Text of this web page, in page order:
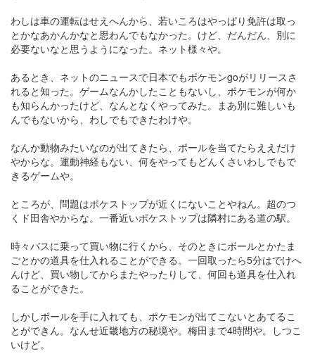
わしは車の運転はせえへんから、若いころはやっぱり免許は取っ
とかなあかんかなと思わんでもなかった。けど、だんだん、別に
必要ないなと思うようになった。ネット様々や。
あるとき、ネットのニュースで日本でもポケモンgoがリリースさ
れると知った。ゲームなんかしたこともないし、ポケモンが何か
も知らんかったけど、なんとなくやってみた。まあ別に難しいも
んでもないから、わしでもできたわけや。
なんか動物みたいなのが出てきたら、ボールを当てたらええだけ
やからな。運動神経もない、何をやってもどんくさいわしでもで
きるゲームや。
ところが、問題はポケストップが近くにないことやねん。超のつ
くド田舎やからな。一番近いポケストップは隣村にある道の駅。
時々バスに乗って買い物に行くから、そのときにボールとかたま
ごとかの道具を仕入れることができる。一回取ったら5分はでけへ
んけど、買い物してからまたやったりして、何回も道具を仕入れ
ることができた。
しかしボールを手に入れても、ポケモンが出てこないとあてるこ
とができん。なんせ近畿地方の秘境や。梅田まで4時間や。しつこ
いけど。